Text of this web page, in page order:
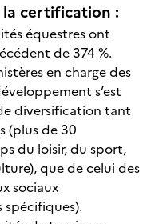
certification :
équestres ont
de 374 %.
en charge des
s’est
diversification tant
(plus de 30
du loisir, du sport,
que de celui des
sociaux